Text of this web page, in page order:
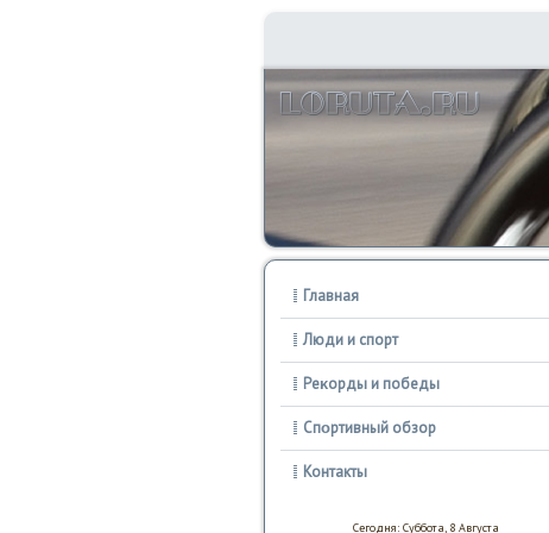
Главная
Люди и спорт
Реκорды и победы
Спοртивный обзор
Контакты
Сегодня: Суббота, 8 Августа